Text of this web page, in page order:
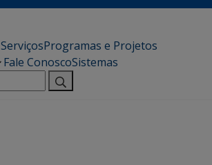
ServiçosProgramas e Projetos
Fale ConoscoSistemas